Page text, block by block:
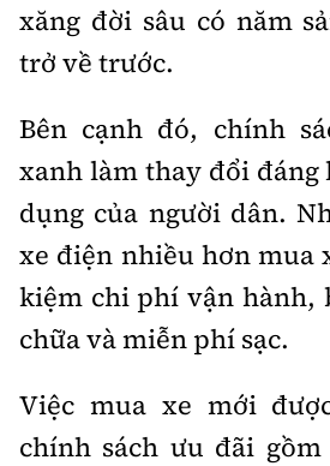
xăng đời sâu có năm
trở về trước.
Bên cạnh đó, chính
xanh làm thay đổi đáng
dụng của người dân.
xe điện nhiều hơn mua
kiệm chi phí vận hành,
chữa và miễn phí sạc.
Việc mua xe mới
chính sách ưu đãi